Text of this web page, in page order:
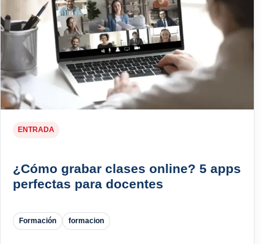
ENTRADA
¿Cómo grabar clases online? 5 apps
perfectas para docentes
Formación formacion